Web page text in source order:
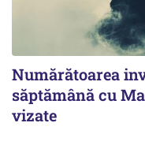
Numărătoarea
săptămână cu
vizate